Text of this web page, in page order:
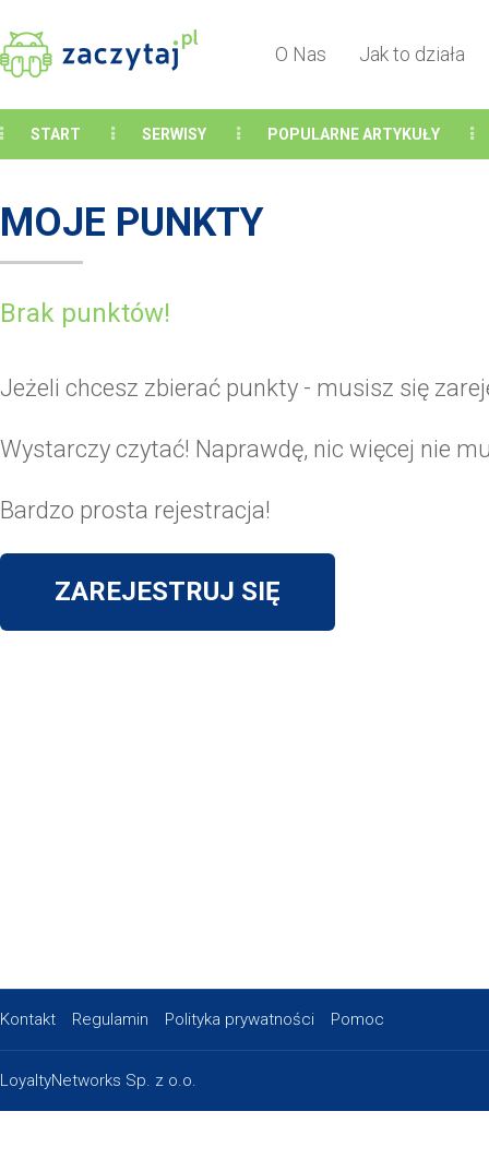
O Nas Jak to działa
START SERWISY POPULARNE ARTYKUŁY
MOJE PUNKTY
Brak punktów!
Jeżeli chcesz zbierać punkty - musisz się
Wystarczy czytać! Naprawdę, nic więcej nie
Bardzo prosta rejestracja!
ZAREJESTRUJ SIĘ
Kontakt Regulamin Polityka prywatności Pomoc
LoyaltyNetworks Sp. z o.o.